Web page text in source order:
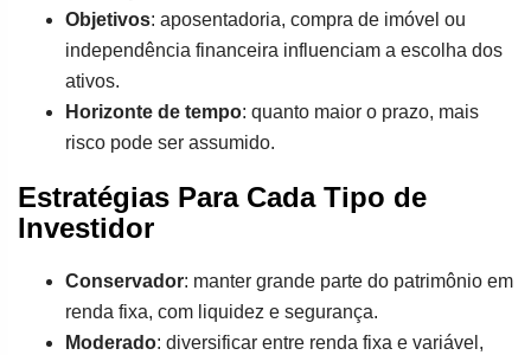
Objetivos: aposentadoria, compra de imóvel ou
independência financeira influenciam a escolha dos
ativos.
Horizonte de tempo: quanto maior o prazo, mais
risco pode ser assumido.
Estratégias Para Cada Tipo de
Investidor
Conservador: manter grande parte do patrimônio em
renda fixa, com liquidez e segurança.
Moderado: diversificar entre renda fixa e variável,